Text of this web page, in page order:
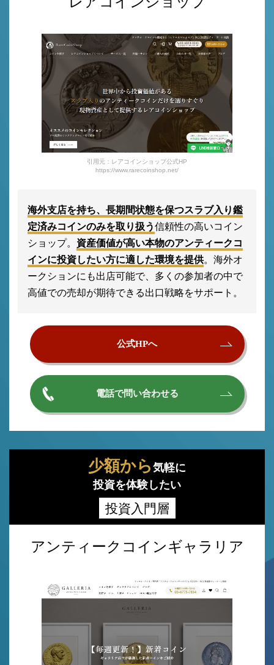
引用元：レアコインショップ公式HP
https://www.rarecoinshop.net/
海外支店を持ち、長期間状態を保つスラブ入り鑑
定済みコインのみを取り扱う信頼性の高いコイン
ショップ。 資産価値が高い本物のアンティークコ
インに投資したい方に適した環境を提供。海外オ
ークションにも出店可能で、多くの参加者の中で
高値での売却が期待できる出口戦略をサポート。
公式HPへ
電話で問い合わせる
少額から 気軽に
投資を体験したい
投資入門層
アンティークコインギャラリア